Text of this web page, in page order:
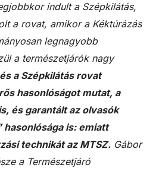
indult a Szépkilátás,
a rovat, amikor a Kéktúrázás
legnagyobb
a természetjárók nagy
a Szépkilátás rovat
hasonlóságot mutat, a
és garantált az olvasók
is: emiatt
technikát az MTSZ. Gábor
a Természetjáró